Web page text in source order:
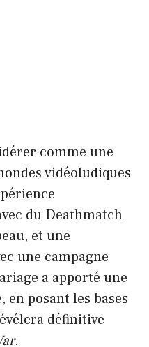
comme une
vidéoludiques
du Deathmatch
et une
une campagne
a apporté une
en posant les bases
définitive
.